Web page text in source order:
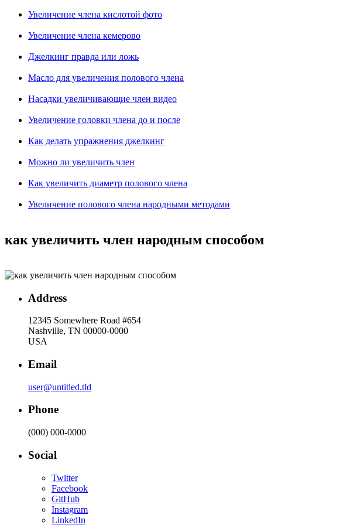
Увеличение члена кислотой фото
Увеличение члена кемерово
Джелкинг правда или ложь
Масло для увеличения полового члена
Насадки увеличивающие член видео
Увеличение головки члена до и после
Как делать упражнения джелкинг
Можно ли увеличить член
Как увеличить диаметр полового члена
Увеличение полового члена народными методами
как увеличить член народным способом
Address
12345 Somewhere Road #654
Nashville, TN 00000-0000
USA
Email
user@untitled.tld
Phone
(000) 000-0000
Social
Twitter
Facebook
GitHub
Instagram
LinkedIn